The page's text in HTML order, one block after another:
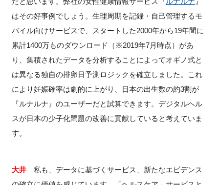
はその好事例でしょう。生理周期を記録・自己管理するモ
バイル向けサービスで、スタートした2000年から19年間に
累計1400万ものダウンロード（※2019年7月時点）があ
り、集積されたデータを分析することによってオギノ式と
は異なる独自の排卵日予測ロジックを確立しました。これ
により妊娠確率は劇的に上がり、日本の出生数の約3割が
『ルナルナ』のユーザーだと試算できます。デジタルヘル
スが日本の少子化問題の改善に貢献していると考えていま
す。
大井私も、データに基づくサービス、新たなエビデンス